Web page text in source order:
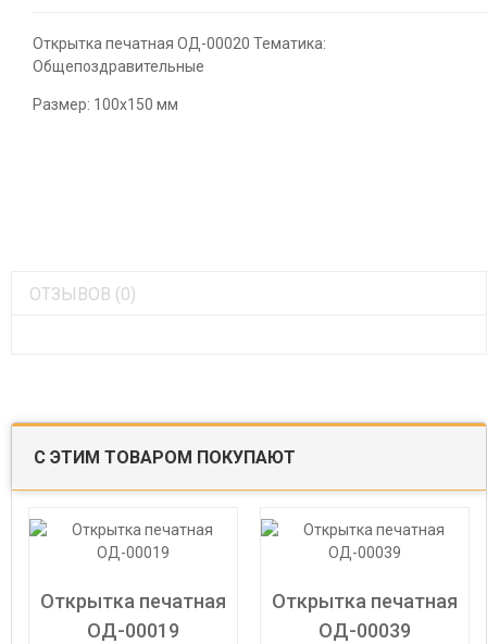
Открытка печатная ОД-00020 Тематика:
Общепоздравительные
Размер: 100х150 мм
ОТЗЫВОВ (0)
С ЭТИМ ТОВАРОМ ПОКУПАЮТ
Открытка печатная
ОД-00019
Открытка печатная
ОД-00039